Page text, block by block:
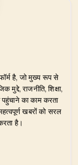
है, जो मुख्य रूप से
मुद्दे, राजनीति, शिक्षा,
का काम करता
खबरों को सरल
है।